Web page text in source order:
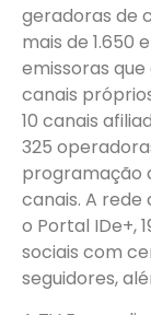
geradoras de
mais de 1.650
emissoras
canais
10 canais
325
programação
canais. A
o Portal IDe+,
sociais com
seguidores,